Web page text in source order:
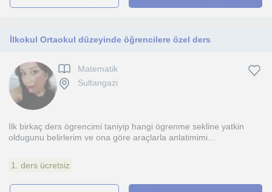
İlkokul Ortaokul düzeyinde öğrencilere özel ders
Matematik
Sultangazi
Ilk birkaç ders ögrencimi taniyip hangi ögrenme sekline yatkin
oldugunu belirlerim ve ona göre araçlarla anlatimimi...
1. ders ücretsiz